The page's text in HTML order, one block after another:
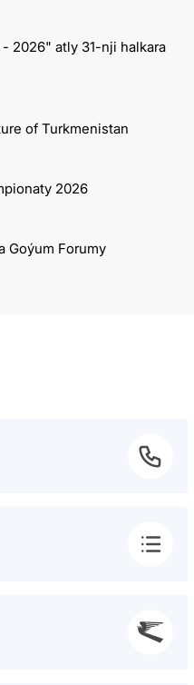
2026" atly 31-nji halkara
of Turkmenistan
2026
Goýum Forumy